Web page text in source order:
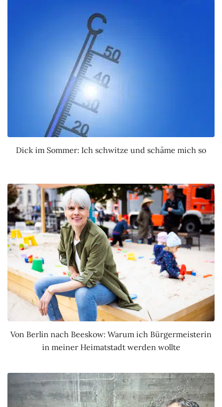
Dick im Sommer: Ich schwitze und schäme mich so
Von Berlin nach Beeskow: Warum ich Bürgermeisterin
in meiner Heimatstadt werden wollte